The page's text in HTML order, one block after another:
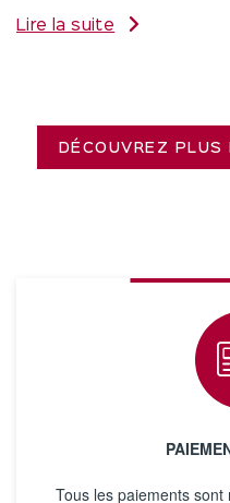
Lire la suite
DÉCOUVREZ
Tous les paiements